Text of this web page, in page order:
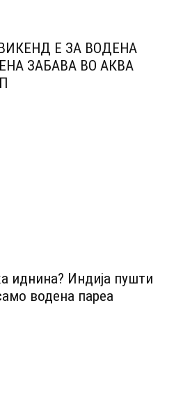
Е ЗА ВОДЕНА
ЗАБАВА ВО АКВА
иднина? Индија пушти
водена пареа